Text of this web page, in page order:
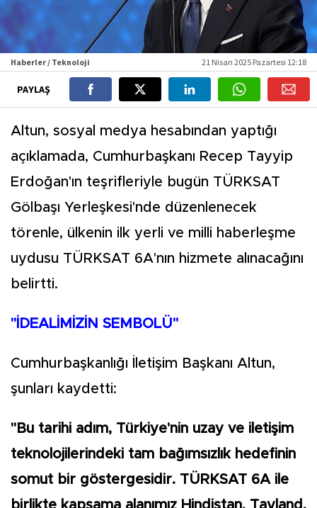
Haberler / Teknoloji 21 Nisan 2025 Pazartesi 12:18
PAYLAŞ
Altun, sosyal medya hesabından yaptığı
açıklamada, Cumhurbaşkanı Recep Tayyip
Erdoğan'ın teşrifleriyle bugün TÜRKSAT
Gölbaşı Yerleşkesi'nde düzenlenecek
törenle, ülkenin ilk yerli ve milli haberleşme
uydusu TÜRKSAT 6A'nın hizmete alınacağını
belirtti.
"İDEALİMİZİN SEMBOLÜ"
Cumhurbaşkanlığı İletişim Başkanı Altun,
şunları kaydetti:
"Bu tarihi adım, Türkiye'nin uzay ve iletişim
teknolojilerindeki tam bağımsızlık hedefinin
somut bir göstergesidir. TÜRKSAT 6A ile